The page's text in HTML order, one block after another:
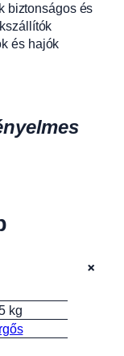
biztonságos és
és hajók
+
kg